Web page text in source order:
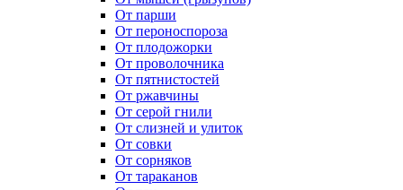
От парши
От пероноспороза
От плодожорки
От проволочника
От пятнистостей
От ржавчины
От серой гнили
От слизней и улиток
От совки
От сорняков
От тараканов